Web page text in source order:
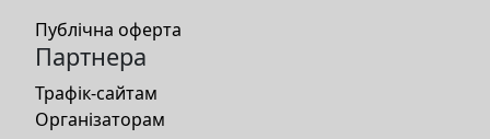
Публічна оферта
Партнера
Трафік-сайтам
Організаторам